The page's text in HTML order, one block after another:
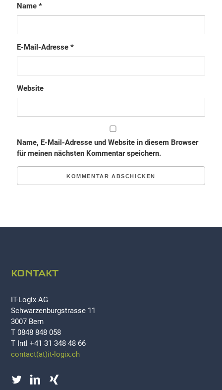
Name *
E-Mail-Adresse *
Website
Name, E-Mail-Adresse und Website in diesem Browser
für meinen nächsten Kommentar speichern.
KONTAKT
IT-Logix AG
Schwarzenburgstrasse 11
3007 Bern
T 0848 848 058
T Intl +41 31 348 48 66
contact(at)it-logix.ch